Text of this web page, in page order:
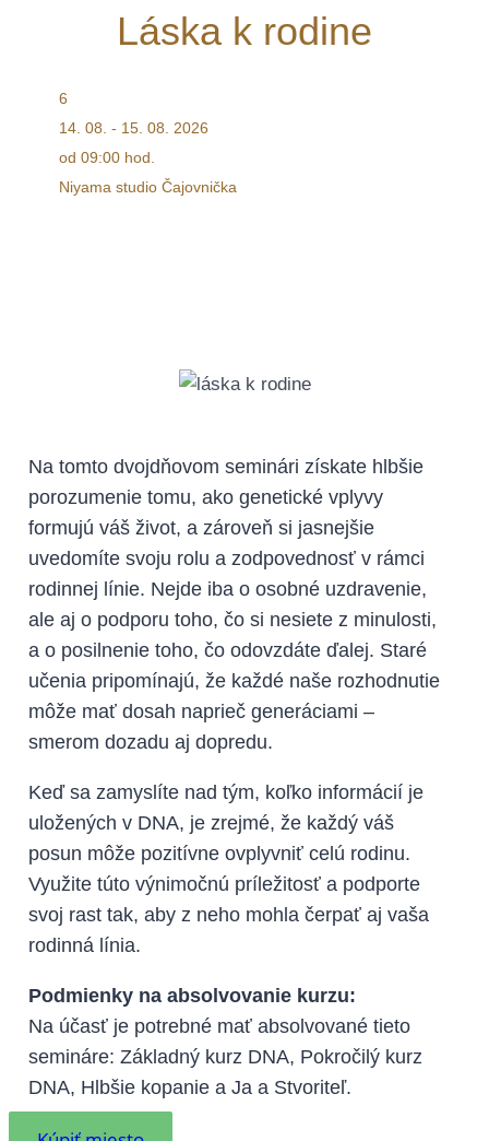
Láska k rodine
6
14. 08. - 15. 08. 2026
od 09:00 hod.
Niyama studio Čajovnička
Na tomto dvojdňovom seminári získate hlbšie
porozumenie tomu, ako genetické vplyvy
formujú váš život, a zároveň si jasnejšie
uvedomíte svoju rolu a zodpovednosť v rámci
rodinnej línie. Nejde iba o osobné uzdravenie,
ale aj o podporu toho, čo si nesiete z minulosti,
a o posilnenie toho, čo odovzdáte ďalej. Staré
učenia pripomínajú, že každé naše rozhodnutie
môže mať dosah naprieč generáciami –
smerom dozadu aj dopredu.
Keď sa zamyslíte nad tým, koľko informácií je
uložených v DNA, je zrejmé, že každý váš
posun môže pozitívne ovplyvniť celú rodinu.
Využite túto výnimočnú príležitosť a podporte
svoj rast tak, aby z neho mohla čerpať aj vaša
rodinná línia.
Podmienky na absolvovanie kurzu:
Na účasť je potrebné mať absolvované tieto
semináre: Základný kurz DNA, Pokročilý kurz
DNA, Hlbšie kopanie a Ja a Stvoriteľ.